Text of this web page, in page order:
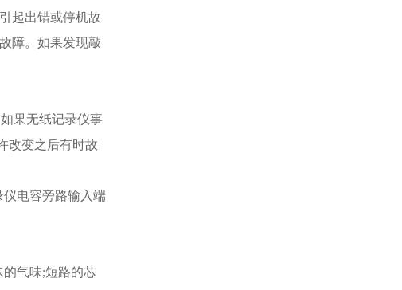
起出错或停机故
障。如果发现敲
果无纸记录仪事
改变之后有时故
电容旁路输入端
气味;短路的芯